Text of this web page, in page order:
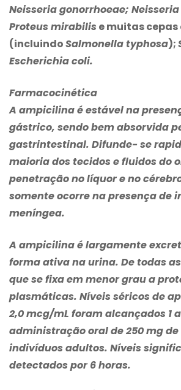
Neisseria gonorrhoeae;
Proteus mirabilis e muitas cepas
(incluindoSalmonella typhosa);
Escherichia coli.
Farmacocinética
A ampicilina é estável na
gástrico, sendo bem absorvida
gastrintestinal. Difunde- se
maioria dos tecidos e fluidos do
penetração no líquor e no
somente ocorre na presença de
meníngea.
A ampicilina é largamente
forma ativa na urina. De todas
que se fixa em menor grau a
plasmáticas. Níveis séricos de
2,0 mcg/mL foram alcançados 1
administração oral de 250 mg
indivíduos adultos. Níveis
detectados por 6 horas.